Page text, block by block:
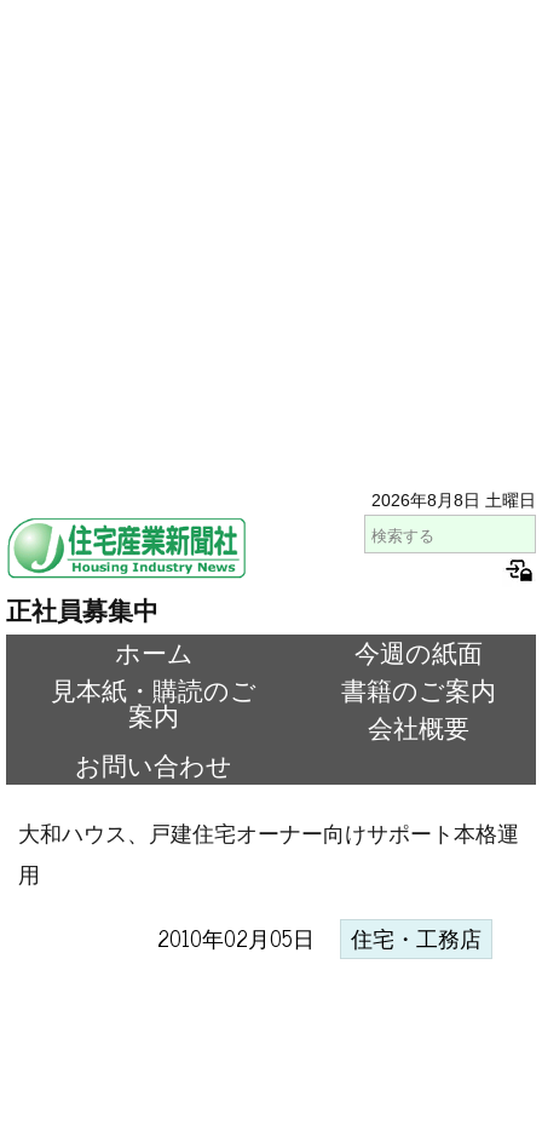
2026年8月8日 土曜日
正社員募集中
ホーム
今週の紙面
見本紙・購読のご
案内
書籍のご案内
会社概要
お問い合わせ
大和ハウス、戸建住宅オーナー向けサポート本格運
用
2010年02月05日 住宅・工務店